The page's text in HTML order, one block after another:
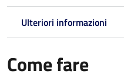
Ulteriori informazioni
Come fare